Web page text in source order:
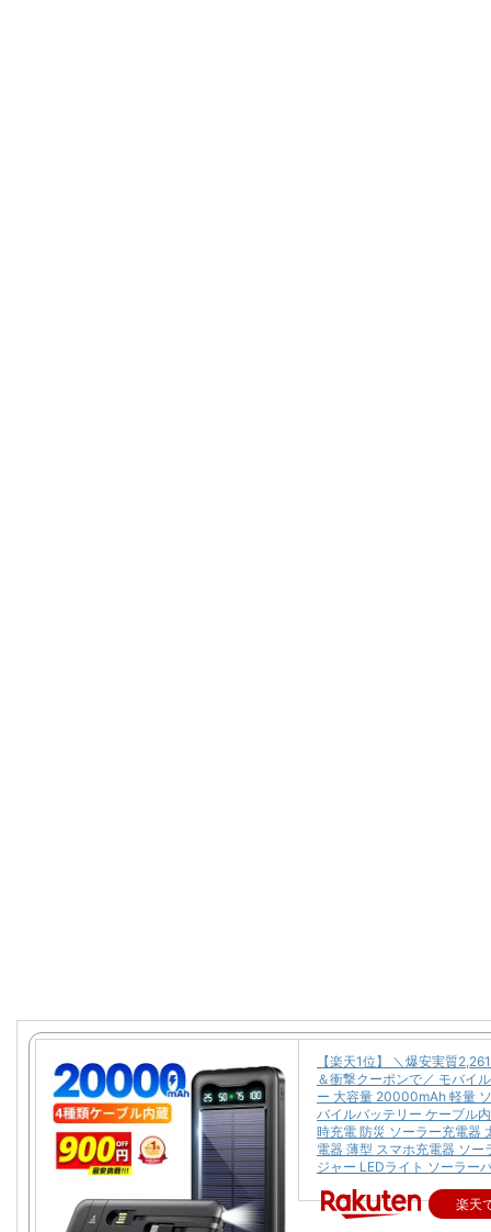
【楽天1位】 ＼爆安実質
＆衝撃クーポンで／ モバイ
ー 大容量 20000mAh 軽量
バイルバッテリー ケーブル
時充電 防災 ソーラー充電器
電器 薄型 スマホ充電器 ソー
ジャー LEDライト ソーラー
楽天